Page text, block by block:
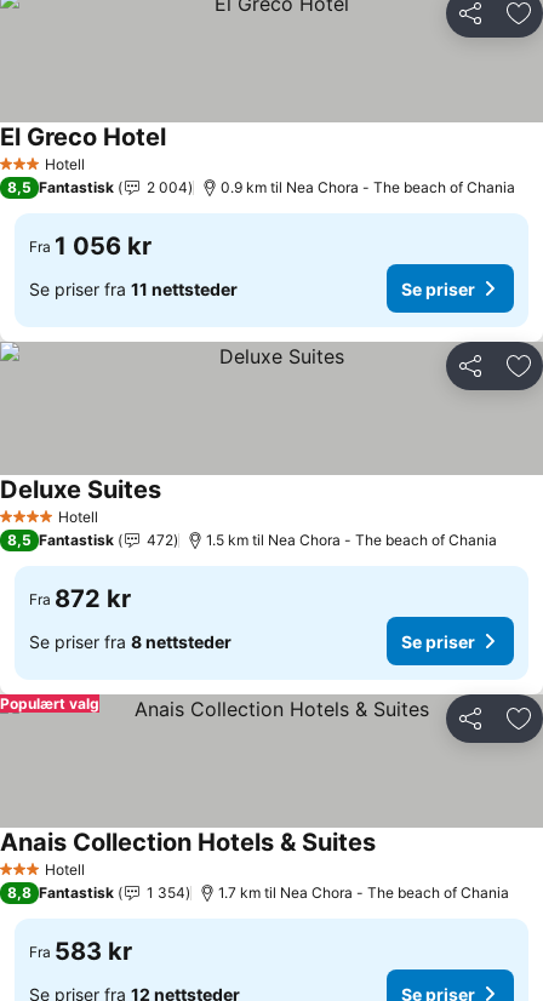
Del
3 StjernerHotell
El Greco HotelSe priser
8,5 Fantastisk 2 004 0.9 km til Nea Chora - The beach of Chania
Fra 1 056 kr
Se priser fra 11 nettsteder Se priser
Del
4 StjernerHotell
Deluxe SuitesSe priser
8,5 Fantastisk 472 1.5 km til Nea Chora - The beach of Chania
Fra 872 kr
Se priser fra 8 nettsteder Se priser
Del
Populært valg
3 StjernerHotell
Anais Collection Hotels & SuitesSe priser
8,8 Fantastisk 1 354 1.7 km til Nea Chora - The beach of Chania
Fra 583 kr
Se priser fra 12 nettsteder Se priser